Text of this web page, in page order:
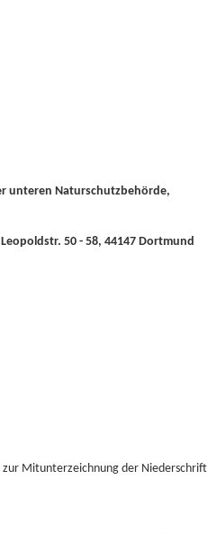
unteren Naturschutzbehörde,
50 - 58, 44147 Dortmund
zur Mitunterzeichnung der Niederschrift